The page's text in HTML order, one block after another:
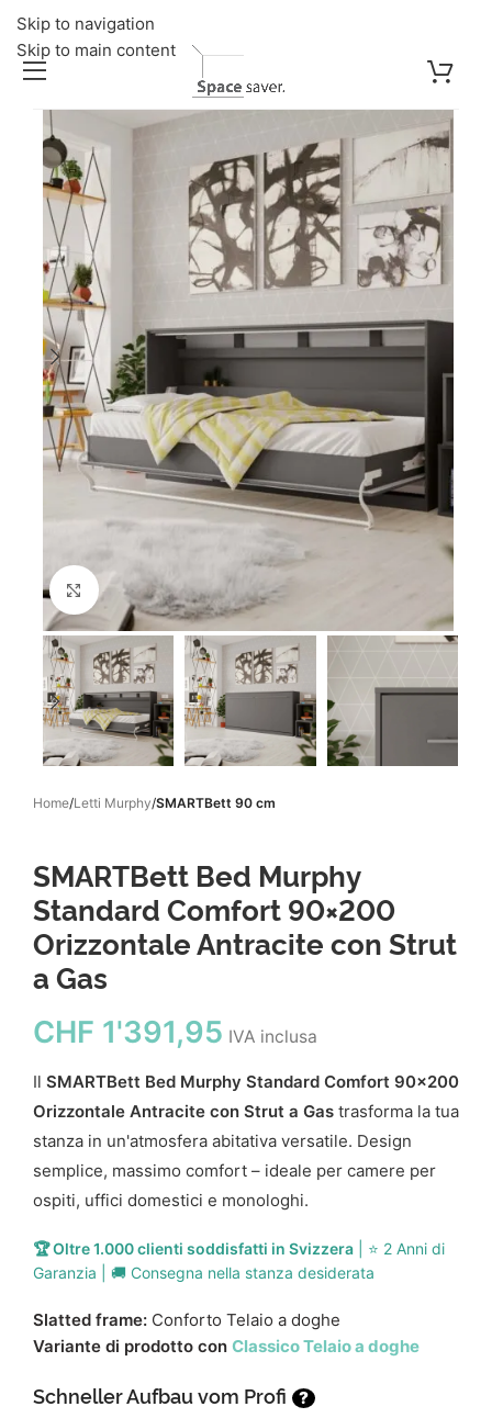
Skip to navigation
Skip to main content
Click to enlarge
Home Letti Murphy SMARTBett 90 cm
SMARTBett Bed Murphy
Standard Comfort 90×200
Orizzontale Antracite con Strut
a Gas
CHF 1'391,95 IVA inclusa
Il SMARTBett Bed Murphy Standard Comfort 90x200
Orizzontale Antracite con Strut a Gas trasforma la tua
stanza in un'atmosfera abitativa versatile. Design
semplice, massimo comfort – ideale per camere per
ospiti, uffici domestici e monologhi.
🏆 Oltre 1.000 clienti soddisfatti in Svizzera | ⭐ 2 Anni di
Garanzia | 🚚 Consegna nella stanza desiderata
Slatted frame: Conforto Telaio a doghe
Variante di prodotto con Classico Telaio a doghe
Schneller Aufbau vom Profi ?